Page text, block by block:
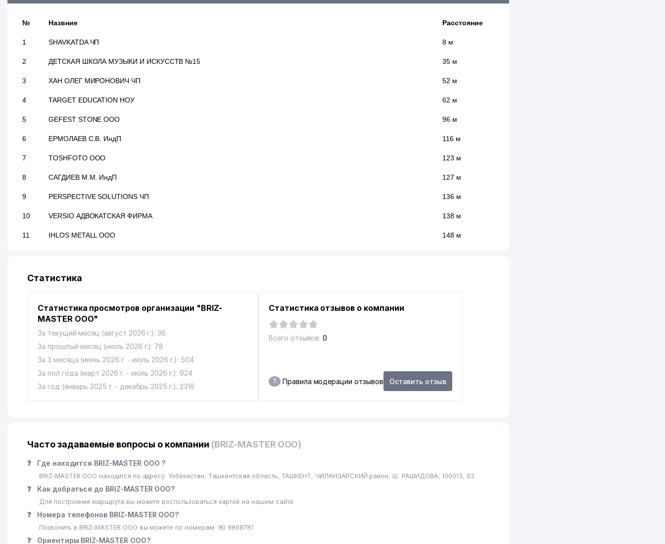
№ Назвние Расстояние
1 SHAVKATDA ЧП 8 м
2 ДЕТСКАЯ ШКОЛА МУЗЫКИ И ИСКУССТВ №15 35 м
3 ХАН ОЛЕГ МИРОНОВИЧ ЧП 52 м
4 TARGET EDUCATION НОУ 62 м
5 GEFEST STONE ООО 96 м
6 ЕРМОЛАЕВ С.В. ИндП 116 м
7 TOSHFOTO ООО 123 м
8 САГДИЕВ М.М. ИндП 127 м
9 PERSPECTIVE SOLUTIONS ЧП 136 м
10 VERSIO АДВОКАТСКАЯ ФИРМА 138 м
11 IHLOS METALL ООО 148 м
13
14 КИМ БЕЛЛА АЛЬБЕРТОВНА ИндП 169 м
АБДУХАЛИКОВ А.Д. ЧП
ALEYA DENT СТОМАТОЛОГИЧЕСКАЯ КЛИНИКА
ART MODERN ООО
TECHNO MART ООО 175 м
BLUE MARINE TRADING ООО 186 м
22 SITY QUEST ООО
23 ОРИЕНТ ФИНАНС БАНК ЧАКБ ЧИЛАНЗАРСКИЙ ФИЛИАЛ
24 URBAN RETAIL СП ООО
PRO REKLAM ООО
SEWING STYLE TEKS ООО
Статистика
Статистика просмотров организации "BRIZ-
MASTER ООО"
За текущий месяц (август 2026 г.): 36
За прошлый месяц (июль 2026 г.): 78
За 3 месяца (июнь 2026 г. - июль 2026 г.): 504
За пол года (март 2026 г. - июль 2026 г.): 924
За год (январь 2025 г. - декабрь 2025 г.): 2316
Статистика отзывов о компании
Всего отзывов: 0
? Правила модерации отзывов Оставить отзыв
Часто задаваемые вопросы о компании (BRIZ-MASTER ООО)
❓ Где находится BRIZ-MASTER ООО ?
BRIZ-MASTER ООО находится по адресу: Узбекистан, Ташкентская область, ТАШКЕНТ, ЧИЛАНЗАРСКИЙ район, Ш. РАШИДОВА, 100013, 53
❓ Как добраться до BRIZ-MASTER ООО?
Для построения маршрута вы можете воспользоваться картой на нашем сайте
❓ Номера телефонов BRIZ-MASTER ООО?
Позвонить в BRIZ-MASTER ООО вы можете по номерам: 90 9868781
❓ Ориентиры BRIZ-MASTER ООО?